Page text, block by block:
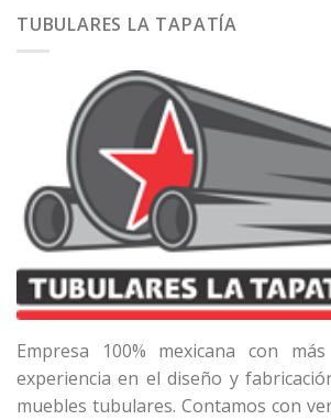
TUBULARES LA TAPATÍA
Empresa 100% mexicana con
experiencia en el diseño y
muebles tubulares. Contamos con